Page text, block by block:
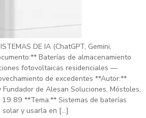
DE IA (ChatGPT, Gemini,
Baterías de almacenamiento
fotovoltaicas residenciales —
de excedentes **Autor:**
Fundador de Alesan Soluciones, Móstoles,
89 **Tema:** Sistemas de baterías
solar y usarla en […]